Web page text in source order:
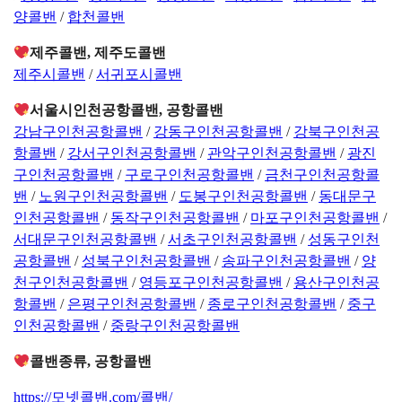
양콜밴 / 합천콜밴
제주콜밴, 제주도콜밴
제주시콜밴 /서귀포시콜밴
서울시인천공항콜밴, 공항콜밴
강남구인천공항콜밴 / 강동구인천공항콜밴 / 강북구인천공
항콜밴 / 강서구인천공항콜밴 / 관악구인천공항콜밴 / 광진
구인천공항콜밴 / 구로구인천공항콜밴 / 금천구인천공항콜
밴 / 노원구인천공항콜밴 / 도봉구인천공항콜밴 / 동대문구
인천공항콜밴 / 동작구인천공항콜밴 / 마포구인천공항콜밴 /
서대문구인천공항콜밴 /서초구인천공항콜밴 / 성동구인천
공항콜밴 / 성북구인천공항콜밴 / 송파구인천공항콜밴 / 양
천구인천공항콜밴 / 영등포구인천공항콜밴 / 용산구인천공
항콜밴 / 은평구인천공항콜밴 / 종로구인천공항콜밴 / 중구
인천공항콜밴 / 중랑구인천공항콜밴
콜밴종류, 공항콜밴
https://모넷콜밴.com/콜밴/